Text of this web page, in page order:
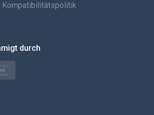
Kompatibilitätspolitik
durch